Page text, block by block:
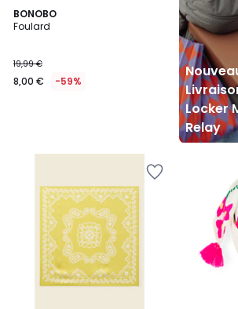
BONOBO
Foulard
19,99 €
8,00 € -59%
Locker
Relay